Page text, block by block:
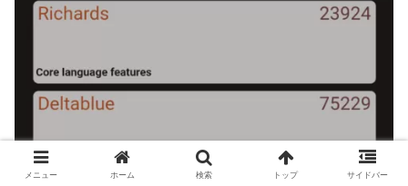
メニュー ホーム 検索 トップ サイドバー